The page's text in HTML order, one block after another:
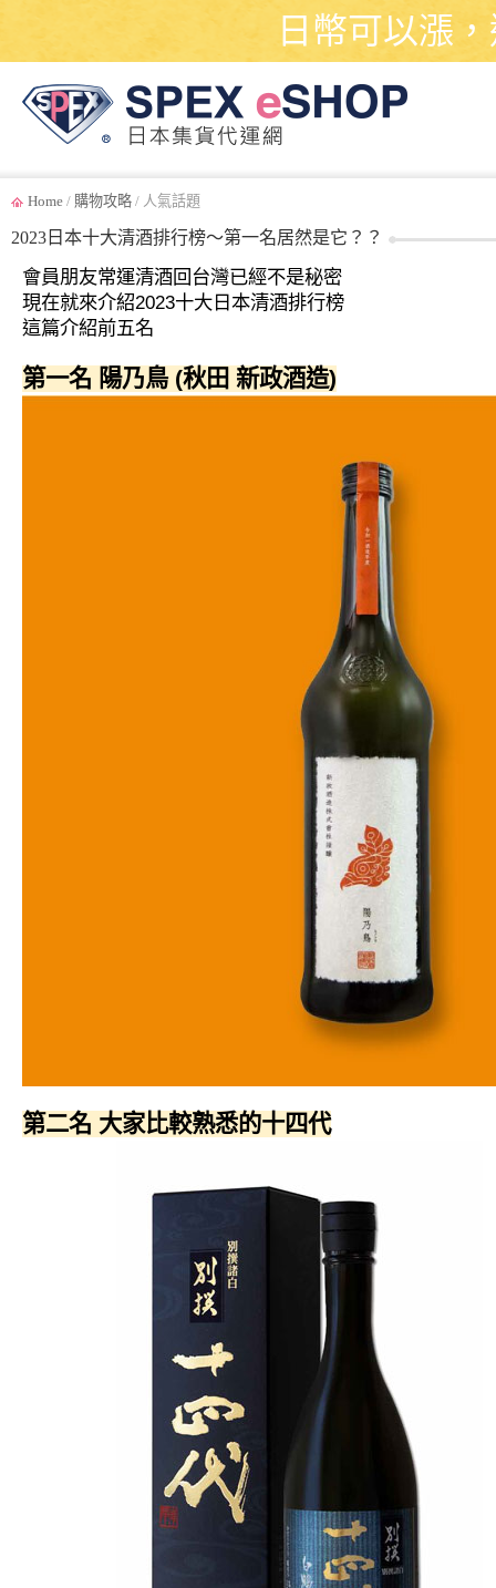
日幣可以漲
Home / 購物攻略 / 人氣話題
2023日本十大清酒排行榜～第一名居然是它？？
會員朋友常運清酒回台灣已經不是秘密
現在就來介紹2023十大日本清酒排行榜
這篇介紹前五名
第一名 陽乃鳥 (秋田 新政酒造)
第二名 大家比較熟悉的十四代